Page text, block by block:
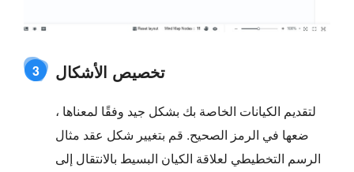
3 تخصيص الأشكال
لتقديم الكيانات الخاصة بك بشكل جيد وفقًا لمعناها ،
ضعها في الرمز الصحيح. قم بتغيير شكل عقد مثال
الرسم التخطيطي لعلاقة الكيان البسيط بالانتقال إلى